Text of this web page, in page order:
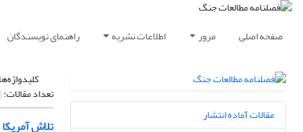
صفحه اصلی مرور اطلاعات نشریه راهنمای نویسندگان
تعداد مقالات:
تلاش
مقالات آماده انتشار